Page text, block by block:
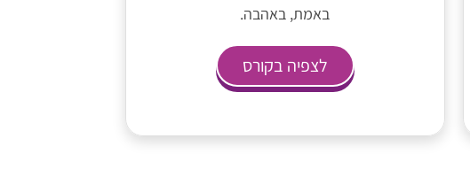
באמת, באהבה.
לצפיה בקורס